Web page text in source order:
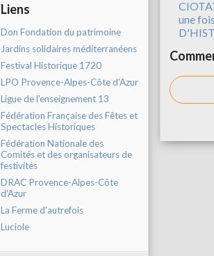
Liens
Don Fondation du patrimoine
Jardins solidaires méditerranéens
Festival Historique 1720
LPO Provence-Alpes-Côte d'Azur
Ligue de l'enseignement 13
Fédération Française des Fêtes et
Spectacles Historiques
Fédération Nationale des
Comités et des organisateurs de
festivités
DRAC Provence-Alpes-Côte
d'Azur
La Ferme d'autrefois
Luciole
une